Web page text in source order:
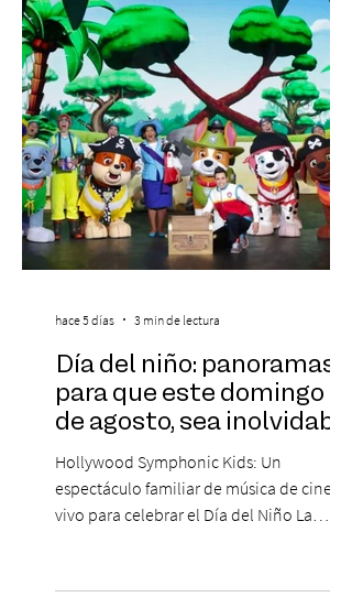
de Monos – Reflexiones de la Selva
Corporativa, del autor Mauricio Eduardo
Medina, ha trascendido el ámbito editorial
Día del niño: panoramas
para que este domingo 09
de agosto, sea inolvidable
Hollywood Symphonic Kids: Un
espectáculo familiar de música de cine en
vivo para celebrar el Día del Niño La
musical única e inolvidable con motivo del
hace 5 días 3 min de lectura